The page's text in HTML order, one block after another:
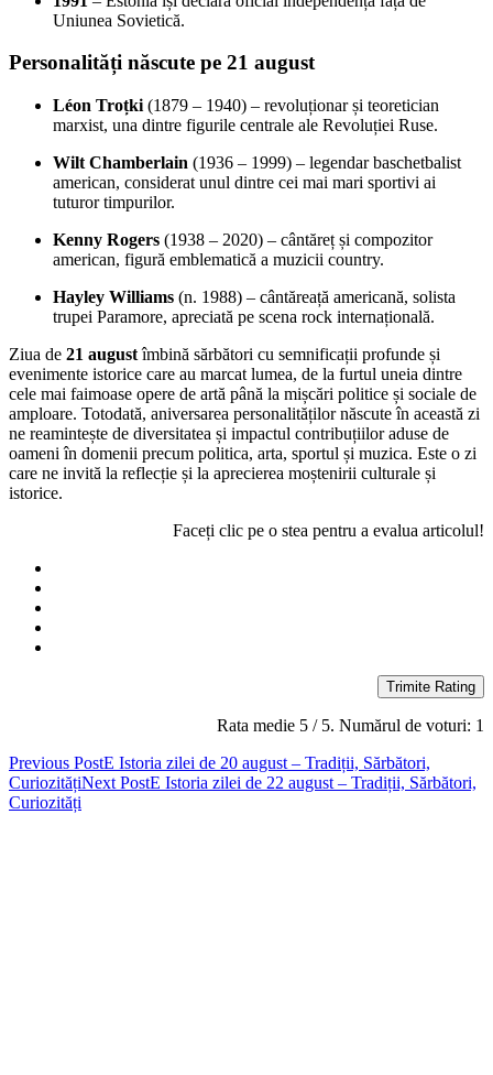
Uniunea Sovietică.
Personalități născute pe 21 august
Léon Troțki (1879 – 1940) – revoluționar și teoretician
marxist, una dintre figurile centrale ale Revoluției Ruse.
Wilt Chamberlain (1936 – 1999) – legendar baschetbalist
american, considerat unul dintre cei mai mari sportivi ai
tuturor timpurilor.
Kenny Rogers (1938 – 2020) – cântăreț și compozitor
american, figură emblematică a muzicii country.
Hayley Williams (n. 1988) – cântăreață americană, solista
trupei Paramore, apreciată pe scena rock internațională.
Ziua de 21 augustîmbină sărbători cu semnificații profunde și
evenimente istorice care au marcat lumea, de la furtul uneia dintre
cele mai faimoase opere de artă până la mișcări politice și sociale de
amploare. Totodată, aniversarea personalităților născute în această zi
ne reamintește de diversitatea și impactul contribuțiilor aduse de
oameni în domenii precum politica, arta, sportul și muzica. Este o zi
care ne invită la reflecție și la aprecierea moștenirii culturale și
istorice.
Faceți clic pe o stea pentru a evalua articolul!
Trimite Rating
Rata medie 5 / 5. Numărul de voturi: 1
Post
navigation
Previous PostE Istoria zilei de 20 august – Tradiții, Sărbători,
CuriozitățiNext PostE Istoria zilei de 22 august – Tradiții, Sărbători,
Curiozități